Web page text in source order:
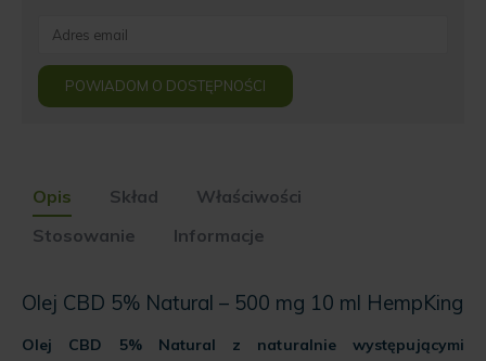
Enter
email
address
to
for
this
product
POWIADOM O DOSTĘPNOŚCI
Opis Skład
Właściwości
Stosowanie
Informacje
Olej CBD 5% Natural – 500 mg 10 ml HempKing
Olej CBD 5% Natural z naturalnie występującymi